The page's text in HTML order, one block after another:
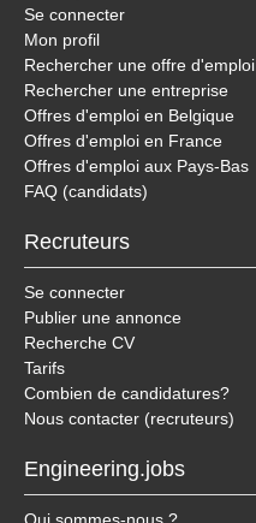
Se connecter
Mon profil
Rechercher une offre d'emploi
Rechercher une entreprise
Offres d'emploi en Belgique
Offres d'emploi en France
Offres d'emploi aux Pays-Bas
FAQ (candidats)
Recruteurs
Se connecter
Publier une annonce
Recherche CV
Tarifs
Combien de candidatures?
Nous contacter (recruteurs)
Engineering.jobs